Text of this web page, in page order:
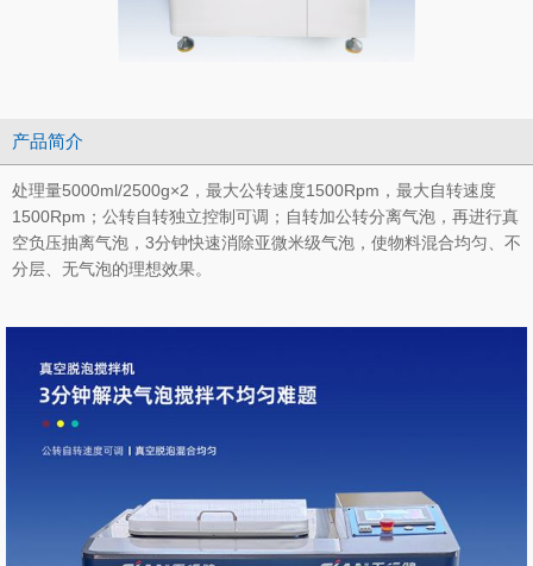
产品简介
处理量5000ml/2500g×2，最大公转速度1500Rpm，最大自转速度
1500Rpm；公转自转独立控制可调；自转加公转分离气泡，再进行真
空负压抽离气泡，3分钟快速消除亚微米级气泡，使物料混合均匀、不
分层、无气泡的理想效果。